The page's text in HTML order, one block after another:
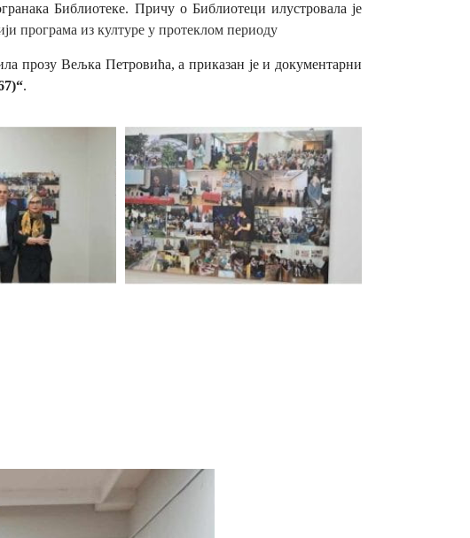
Библиотеке. Причу о Библиотеци илустровала је
програма из културе у протеклом периоду
прозу Вељка Петровића, а приказан је и документарни
.